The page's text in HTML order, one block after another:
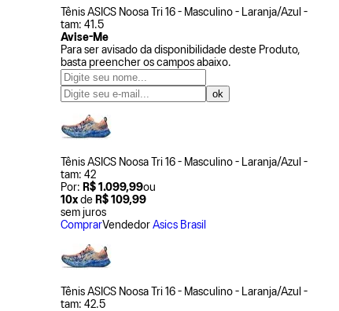
Tênis ASICS Noosa Tri 16 - Masculino - Laranja/Azul -
tam: 41.5
Avise-Me
Para ser avisado da disponibilidade deste Produto,
basta preencher os campos abaixo.
Tênis ASICS Noosa Tri 16 - Masculino - Laranja/Azul -
tam: 42
Por: R$ 1.099,99ou
10xde R$ 109,99
sem juros
ComprarVendedor Asics Brasil
Tênis ASICS Noosa Tri 16 - Masculino - Laranja/Azul -
tam: 42.5